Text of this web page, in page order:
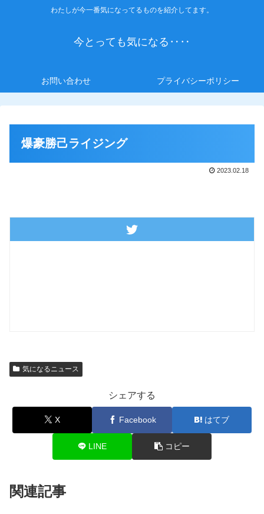
わたしが今一番気になってるものを紹介してます。
今とっても気になる‥‥
お問い合わせ プライバシーポリシー
爆豪勝己ライジング
2023.02.18
気になるニュース
シェアする
X Facebook はてブ
LINE コピー
関連記事